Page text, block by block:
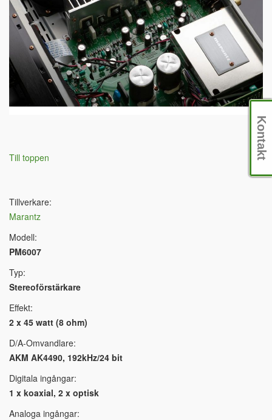
Till toppen
Tillverkare:
Marantz
Modell:
PM6007
Typ:
Stereoförstärkare
Effekt:
2 x 45 watt (8 ohm)
D/A-Omvandlare:
AKM AK4490, 192kHz/24 bit
Digitala ingångar:
1 x koaxial, 2 x optisk
Analoga ingångar:
Kontakt